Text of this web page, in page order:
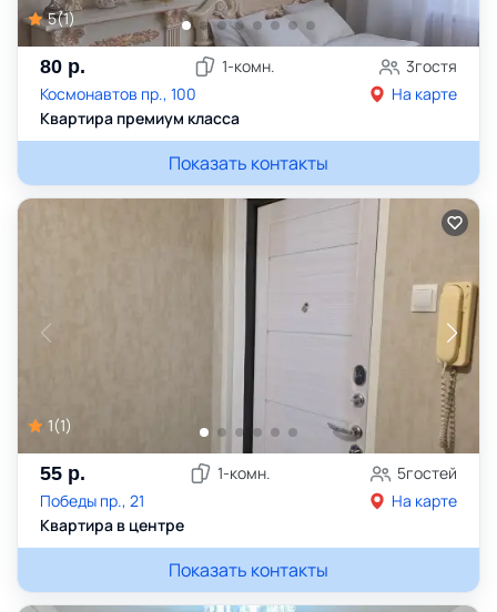
5(1)
80 р. 1-комн. 3гостя
Космонавтов пр., 100
На карте
Квартира премиум класса
Показать контакты
1(1)
55 р. 1-комн. 5гостей
Победы пр., 21
На карте
Квартира в центре
Показать контакты